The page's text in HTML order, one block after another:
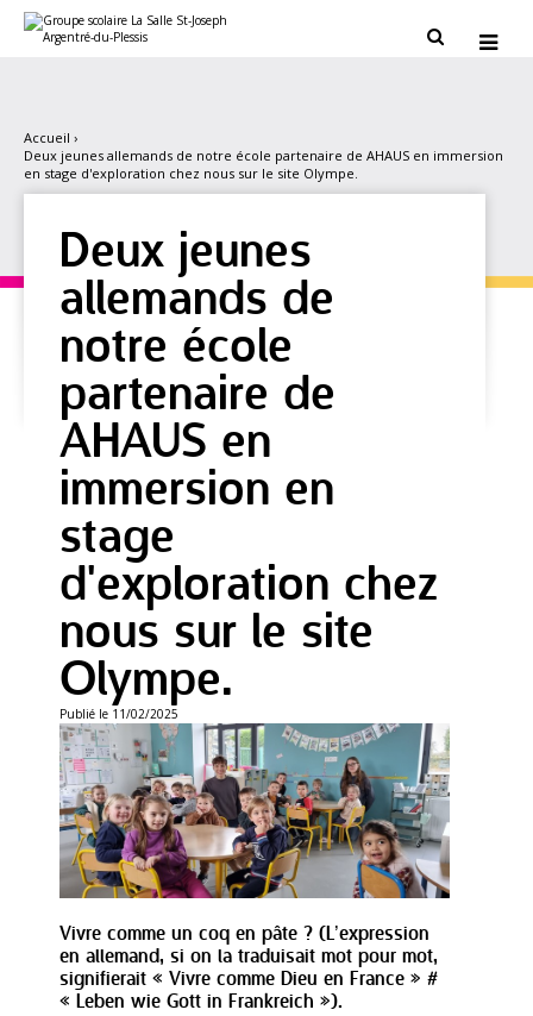
contenu.
personnels
 
Accueil ›
Deux jeunes allemands de notre école partenaire de AHAUS en immersion
en stage d'exploration chez nous sur le site Olympe.
Deux jeunes
allemands de
notre école
partenaire de
AHAUS en
immersion en
stage
d'exploration chez
nous sur le site
Olympe.
Publié le 11/02/2025
Vivre comme un coq en pâte ? (L’expression
en allemand, si on la traduisait mot pour mot,
signifierait « Vivre comme Dieu en France » #
« Leben wie Gott in Frankreich »).